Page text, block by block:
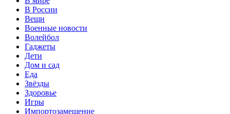
В России
Вещи
Военные новости
Волейбол
Гаджеты
Дети
Дом и сад
Еда
Звёзды
Здоровье
Игры
Импортозамещение